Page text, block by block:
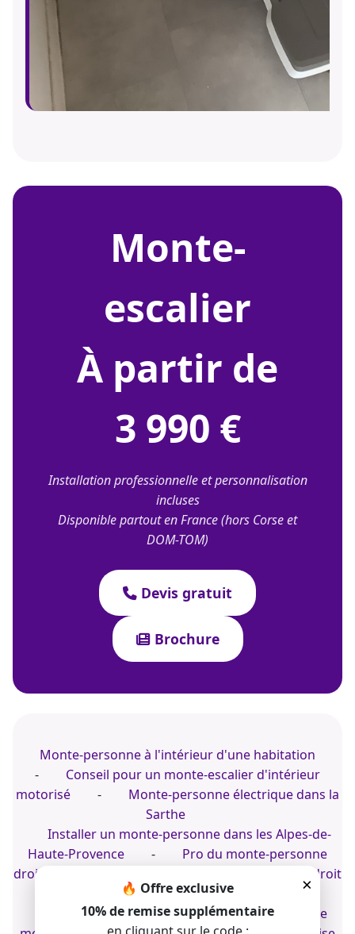
monte-
escalier
À partir de
3 990 €
Installation professionnelle et personnalisation
incluses
Disponible partout en France (hors Corse et
DOM-TOM)
Devis gratuit
Brochure
×
🔥 Offre exclusive
10% de remise supplémentaire
Monte-personne à l'intérieur d'une habitation
-
Conseil pour un monte-escalier d'intérieur
motorisé
-
Monte-personne électrique dans la
Sarthe
Installer un monte-personne dans les Alpes-de-
Haute-Provence
-
Pro du monte-personne
droit
Installer un fauteuil sur un escalier droit
à l'extérieur d'un appartement
Monte-personne à Blois
-
Fabricant de